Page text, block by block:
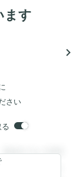
ます
navigate_next
さい
録すると回答
閲覧すること